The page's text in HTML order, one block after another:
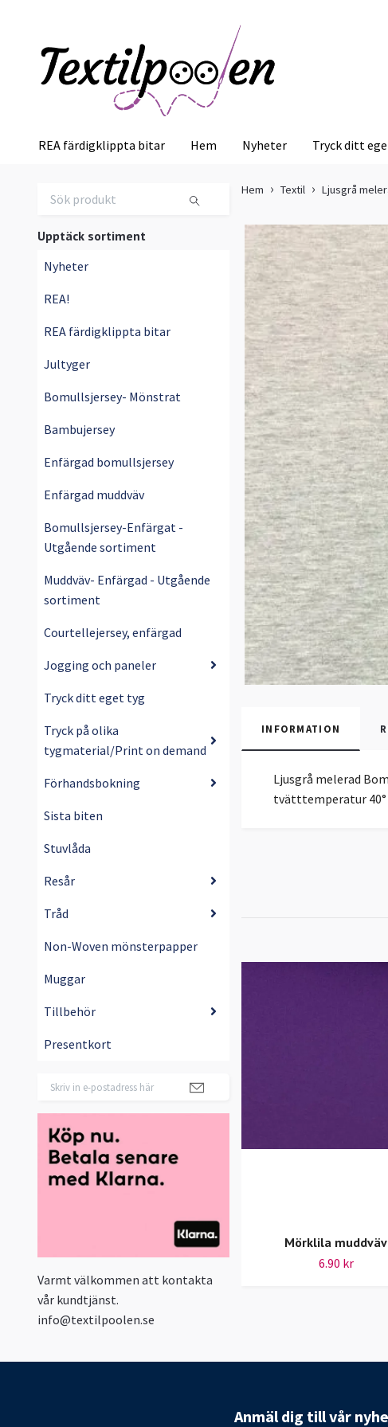
REA färdigklippta bitar Hem Nyheter Tryck ditt
Upptäck sortiment
Nyheter
REA!
REA färdigklippta bitar
Jultyger
Bomullsjersey- Mönstrat
Bambujersey
Enfärgad bomullsjersey
Enfärgad muddväv
Bomullsjersey-Enfärgat -
Utgående sortiment
Muddväv- Enfärgad - Utgående
sortiment
Courtellejersey, enfärgad
Jogging och paneler
Tryck ditt eget tyg
Tryck på olika
tygmaterial/Print on demand
Förhandsbokning
Sista biten
Stuvlåda
Resår
Tråd
Non-Woven mönsterpapper
Muggar
Tillbehör
Presentkort
Varmt välkommen att kontakta
vår kundtjänst.
info@textilpoolen.se
Hem Textil Ljusgrå
INFORMATION
Ljusgrå melerad
tvätttemperatur 40°
Mörklila muddväv
6.90 kr
Anmäl dig till vår